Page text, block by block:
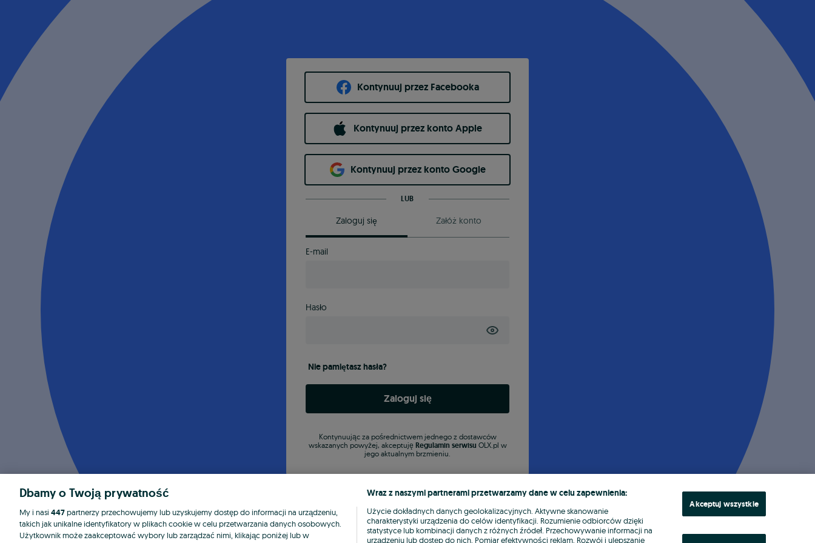
Kontynuuj przez Facebooka
Kontynuuj przez konto Apple
Kontynuuj przez konto Google
LUB
Zaloguj się Załóż konto
E-mail
Hasło
Nie pamiętasz hasła?
Zaloguj się
Kontynuując za pośrednictwem jednego z dostawców
wskazanych powyżej, akceptuję Regulamin serwisu OLX.pl w
jego aktualnym brzmieniu.
Dbamy o Twoją prywatność
My i nasi 447partnerzy przechowujemy lub uzyskujemy dostęp do informacji na urządzeniu,
takich jak unikalne identyfikatory w plikach cookie w celu przetwarzania danych osobowych.
Użytkownik może zaakceptować wybory lub zarządzać nimi, klikając poniżej lub w
Wraz z naszymi partnerami przetwarzamy dane w celu zapewnienia:
Użycie dokładnych danych geolokalizacyjnych. Aktywne skanowanie
charakterystyki urządzenia do celów identyfikacji. Rozumienie odbiorców dzięki
statystyce lub kombinacji danych z różnych źródeł. Przechowywanie informacji na
urządzeniu lub dostęp do nich. Pomiar efektywności reklam. Rozwój i ulepszanie
Akceptuj wszystkie